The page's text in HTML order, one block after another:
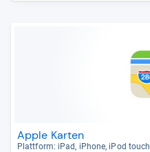
Apple Karten
Platt­form: iPad, iPhone, iPod touch